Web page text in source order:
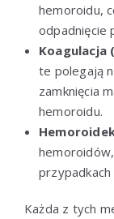
hemoroidu,
odpadnięcie
Koagulacja
te polegają
zamknięcia
hemoroidu.
Każda z tych